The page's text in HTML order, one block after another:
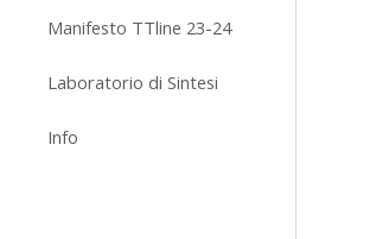
Manifesto TTline 23-24
Laboratorio di Sintesi
Info